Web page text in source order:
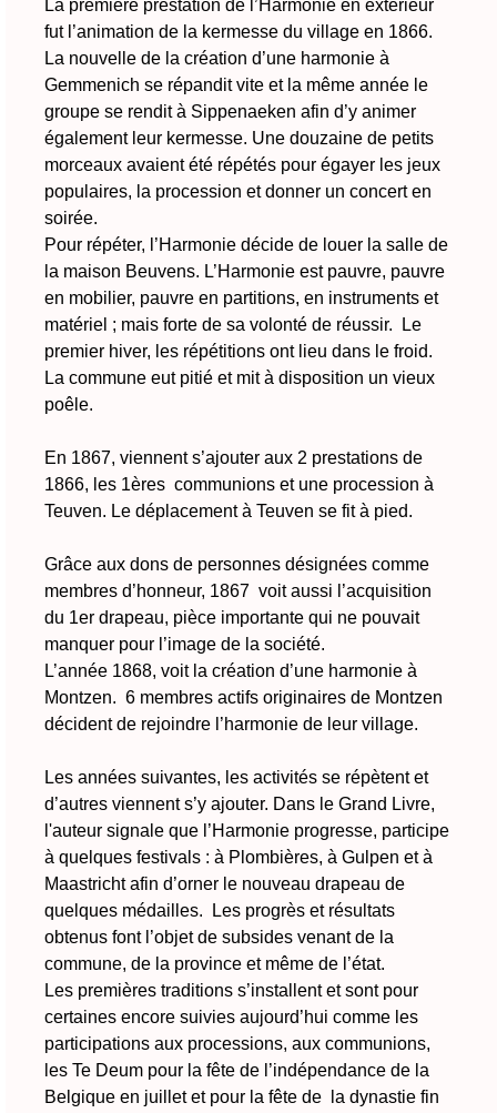
La première prestation de l’Harmonie en extérieur
fut l’animation de la kermesse du village en 1866.
La nouvelle de la création d’une harmonie à
Gemmenich se répandit vite et la même année le
groupe se rendit à Sippenaeken afin d’y animer
également leur kermesse. Une douzaine de petits
morceaux avaient été répétés pour égayer les jeux
populaires, la procession et donner un concert en
soirée.
Pour répéter, l’Harmonie décide de louer la salle de
la maison Beuvens. L’Harmonie est pauvre, pauvre
en mobilier, pauvre en partitions, en instruments et
matériel ; mais forte de sa volonté de réussir. Le
premier hiver, les répétitions ont lieu dans le froid.
La commune eut pitié et mit à disposition un vieux
poêle.
En 1867, viennent s’ajouter aux 2 prestations de
1866, les 1ères communions et une procession à
Teuven. Le déplacement à Teuven se fit à pied.
Grâce aux dons de personnes désignées comme
membres d’honneur, 1867 voit aussi l’acquisition
du 1er drapeau, pièce importante qui ne pouvait
manquer pour l’image de la société.
L’année 1868, voit la création d’une harmonie à
Montzen. 6 membres actifs originaires de Montzen
décident de rejoindre l’harmonie de leur village.
Les années suivantes, les activités se répètent et
d’autres viennent s’y ajouter. Dans le Grand Livre,
l'auteur signale que l’Harmonie progresse, participe
à quelques festivals : à Plombières, à Gulpen et à
Maastricht afin d’orner le nouveau drapeau de
quelques médailles. Les progrès et résultats
obtenus font l’objet de subsides venant de la
commune, de la province et même de l’état.
Les premières traditions s’installent et sont pour
certaines encore suivies aujourd’hui comme les
participations aux processions, aux communions,
les Te Deum pour la fête de l’indépendance de la
Belgique en juillet et pour la fête de la dynastie fin